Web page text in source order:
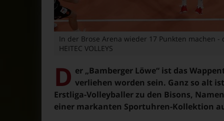
In der Brose Arena wieder 17 Punkten machen
HEITEC VOLLEYS
D er „Bamberger Löwe“ ist das
verliehen worden sein. Ganz so alt
Erstliga-Volleyballer zu den Bisons,
einer markanten Sportuhren-Kollektion